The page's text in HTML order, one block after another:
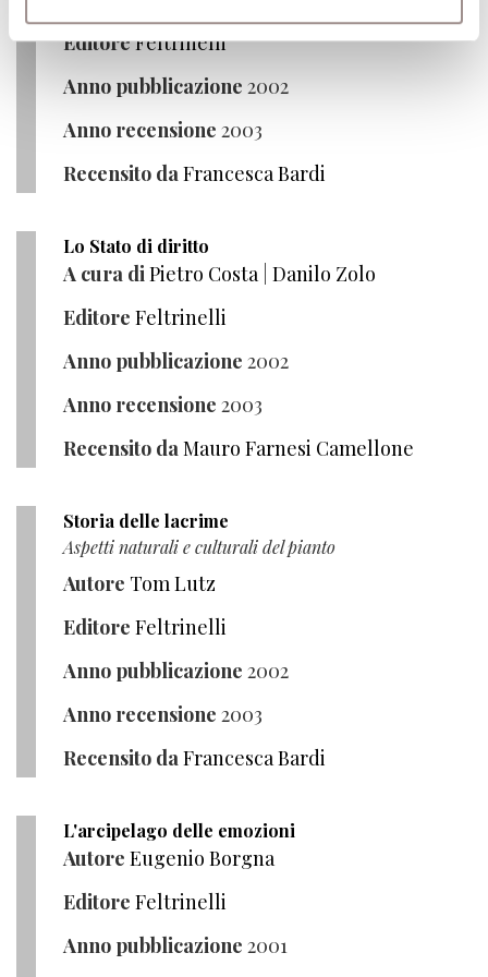
EditoreFeltrinelli
Anno pubblicazione 2002
Anno recensione 2003
Recensito daFrancesca Bardi
Lo Stato di diritto
A cura diPietro Costa| Danilo Zolo
Editore Feltrinelli
Anno pubblicazione 2002
Anno recensione 2003
Recensito daMauro Farnesi Camellone
Storia delle lacrime
Aspetti naturali e culturali del pianto
Autore Tom Lutz
Editore Feltrinelli
Anno pubblicazione 2002
Anno recensione 2003
Recensito daFrancesca Bardi
L'arcipelago delle emozioni
Autore Eugenio Borgna
Editore Feltrinelli
Anno pubblicazione 2001